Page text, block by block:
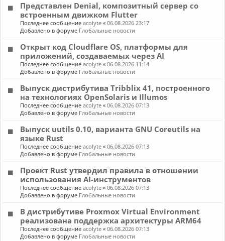
Представлен Denial, композитный сервер со
встроенным движком Flutter
Последнее сообщениеacolyte «06.08.2026 23:17
Добавлено в форуме Глобальные новости
Открыт код Cloudflare OS, платформы для
приложений, создаваемых через AI
Последнее сообщениеacolyte «06.08.2026 11:14
Добавлено в форуме Глобальные новости
Выпуск дистрибутива Tribblix 41, построенного
на технологиях OpenSolaris и Illumos
Последнее сообщениеacolyte «06.08.2026 07:13
Добавлено в форуме Глобальные новости
Выпуск uutils 0.10, варианта GNU Coreutils на
языке Rust
Последнее сообщениеacolyte «06.08.2026 07:13
Добавлено в форуме Глобальные новости
Проект Rust утвердил правила в отношении
использования AI-инструментов
Последнее сообщениеacolyte «06.08.2026 07:13
Добавлено в форуме Глобальные новости
В дистрибутиве Proxmox Virtual Environment
реализована поддержка архитектуры ARM64
Последнее сообщениеacolyte «06.08.2026 07:13
Добавлено в форуме Глобальные новости